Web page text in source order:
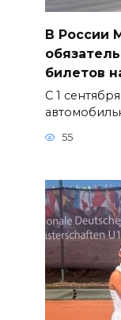
В России
билетов
С 1
55